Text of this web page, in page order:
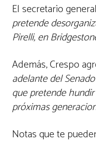
El secretario
pretende
Pirelli, en
Además, Crespo
adelante del
que pretende
próximas
Notas que te